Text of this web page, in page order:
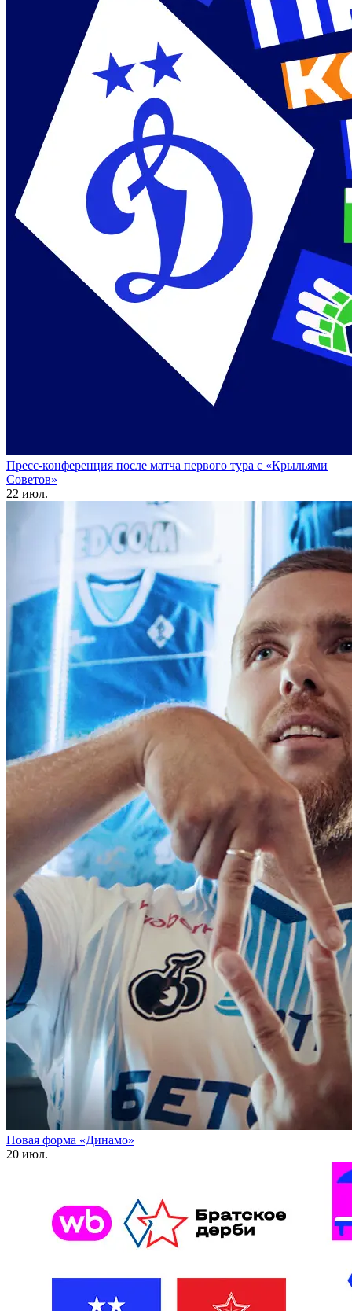
Пресс-конференция после матча первого тура с «Крыльями
Советов»
22 июл.
Новая форма «Динамо»
20 июл.